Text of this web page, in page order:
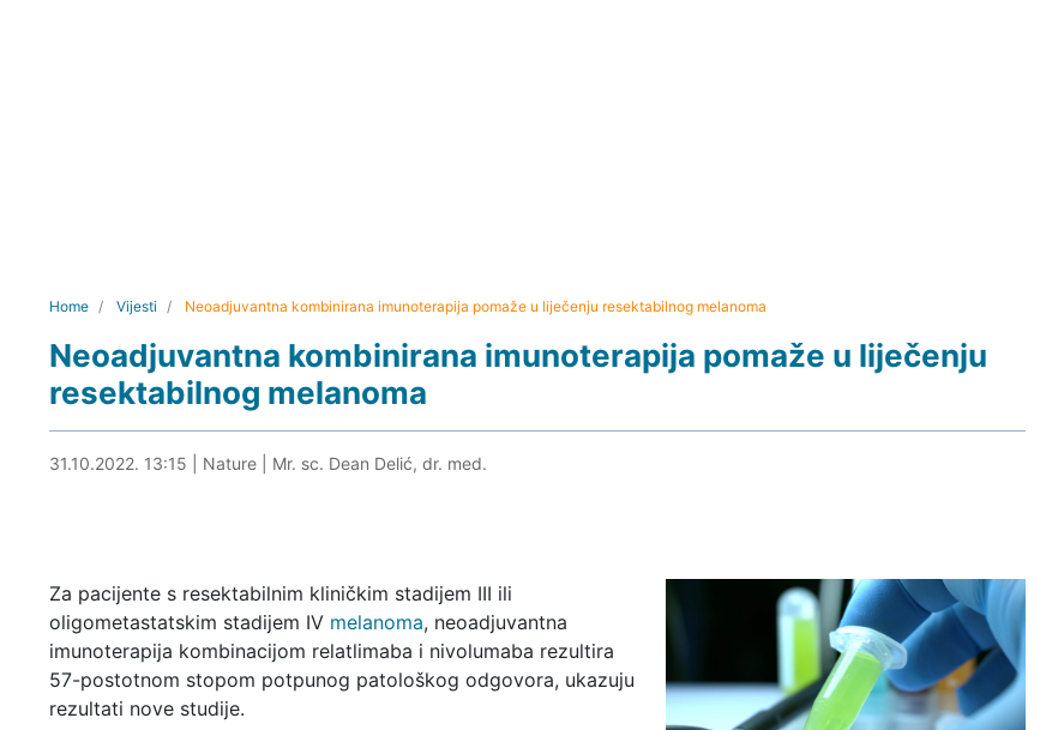
Home Vijesti Neoadjuvantna kombinirana imunoterapija pomaže u liječenju resektabilnog melanoma
Neoadjuvantna kombinirana imunoterapija pomaže u liječenju
resektabilnog melanoma
31.10.2022. 13:29
31.10.2022. 13:15 Nature| Mr. sc. Dean Delić, dr. med.
Za pacijente s resektabilnim kliničkim stadijem III ili
oligometastatskim stadijem IV melanoma, neoadjuvantna
imunoterapija kombinacijom relatlimaba i nivolumaba rezultira
57-postotnom stopom potpunog patološkog odgovora, ukazuju
rezultati nove studije.